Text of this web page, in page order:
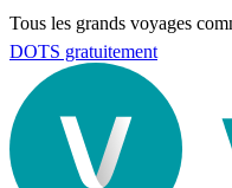
Tous les grands voyages
DOTS gratuitement